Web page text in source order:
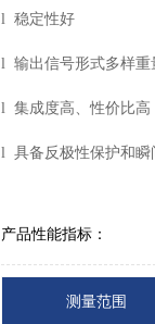
l 稳定性好
l 输出信号形式多样重
l 集成度高、性价比高
l 具备反极性保护和瞬
产品性能指标：
测量范围